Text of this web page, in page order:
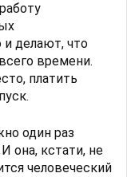
и делают, что
времени.
платить
один раз
она, кстати, не
человеческий